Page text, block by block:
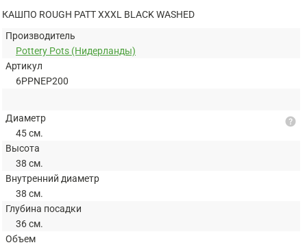
КАШПО ROUGH PATT XXXL BLACK WASHED
Производитель
Pottery Pots (Нидерланды)
Артикул
6PPNEP200
Диаметр
45 см.
Высота
38 см.
Внутренний диаметр
38 см.
Глубина посадки
36 см.
Объем
help